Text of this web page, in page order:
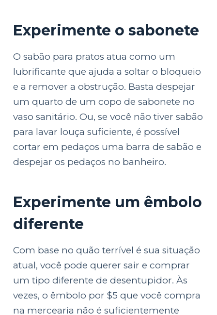
Experimente o sabonete
O sabão para pratos atua como um
lubrificante que ajuda a soltar o bloqueio
e a remover a obstrução. Basta despejar
um quarto de um copo de sabonete no
vaso sanitário. Ou, se você não tiver sabão
para lavar louça suficiente, é possível
cortar em pedaços uma barra de sabão e
despejar os pedaços no banheiro.
Experimente um êmbolo
diferente
Com base no quão terrível é sua situação
atual, você pode querer sair e comprar
um tipo diferente de desentupidor. Às
vezes, o êmbolo por $5 que você compra
na mercearia não é suficientemente